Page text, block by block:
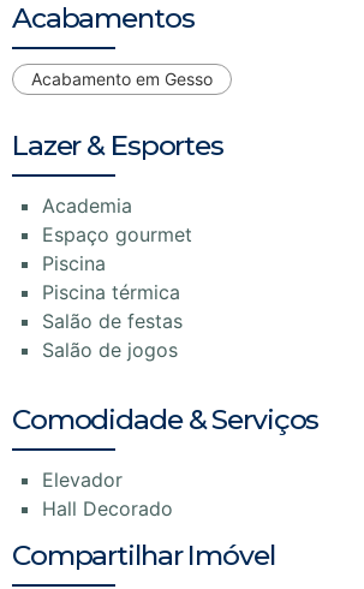
Acabamentos
Acabamento em Gesso
Lazer & Esportes
Academia
Espaço gourmet
Piscina
Piscina térmica
Salão de festas
Salão de jogos
Comodidade & Serviços
Elevador
Hall Decorado
Compartilhar Imóvel